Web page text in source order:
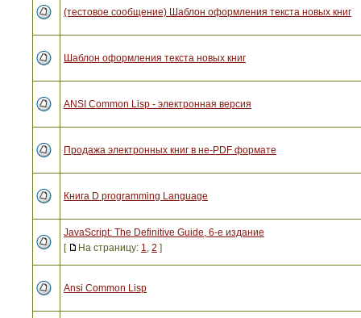
(тестовое сообщение) Шаблон оформления текста новых книг
Шаблон оформления текста новых книг
ANSI Common Lisp - электронная версия
Продажа электронных книг в не-PDF формате
Книга D programming Language
JavaScript: The Definitive Guide, 6-е издание
[
На страницу: 1, 2 ]
Ansi Common Lisp